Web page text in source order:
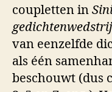
coupletten in
van eenzelfde
als één
beschouwt (dus